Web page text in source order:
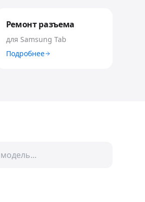
Ремонт разъема
для Samsung Tab
Подробнее